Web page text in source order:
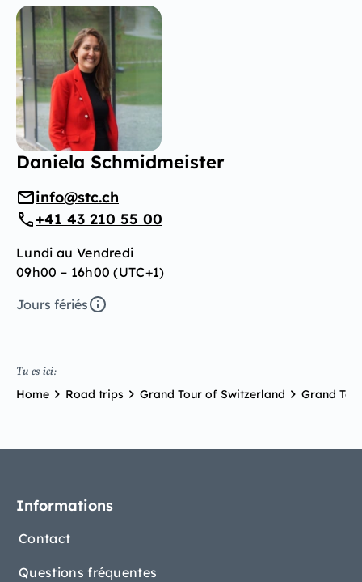
Daniela Schmidmeister
info@stc.ch
+41 43 210 55 00
Lundi au Vendredi
09h00 – 16h00 (UTC+1)
Jours fériés
Tu es ici:
Home Road trips Grand Tour of Switzerland Grand
Informations
Contact
Questions fréquentes